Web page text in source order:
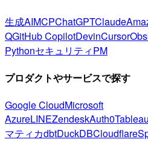
生成AIMCPChatGPTClaude
QGitHub CopilotDevinCursor
PythonセキュリティPM
プロダクトやサービスで探す
Google CloudMicrosoft
AzureLINEZendeskAuth0Tableau
マティカdbtDuckDBCloudflare